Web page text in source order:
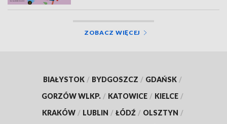
ZOBACZ WIĘCEJ
BIAŁYSTOK / BYDGOSZCZ / GDAŃSK /
GORZÓW WLKP. / KATOWICE / KIELCE /
KRAKÓW / LUBLIN / ŁÓDŹ / OLSZTYN /